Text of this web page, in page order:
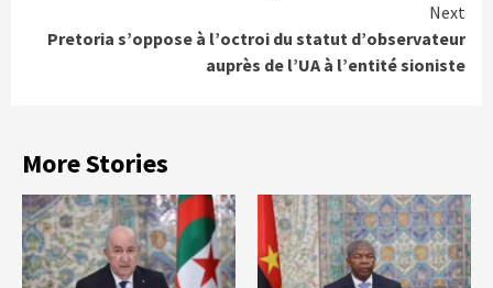
Next
Pretoria s’oppose à l’octroi du statut d’observateur
auprès de l’UA à l’entité sioniste
More Stories